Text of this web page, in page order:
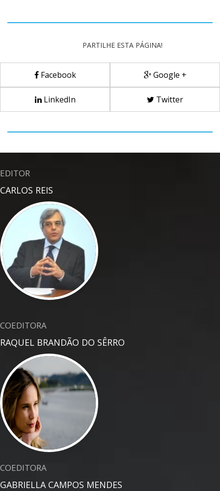
PARTILHE ESTA PÁGINA!
Facebook Google +
LinkedIn Twitter
EDITOR
CARLOS REIS
COEDITORA
RAQUEL BRANDÃO DO SÊRRO
COEDITORA
GABRIELLA CAMPOS MENDES